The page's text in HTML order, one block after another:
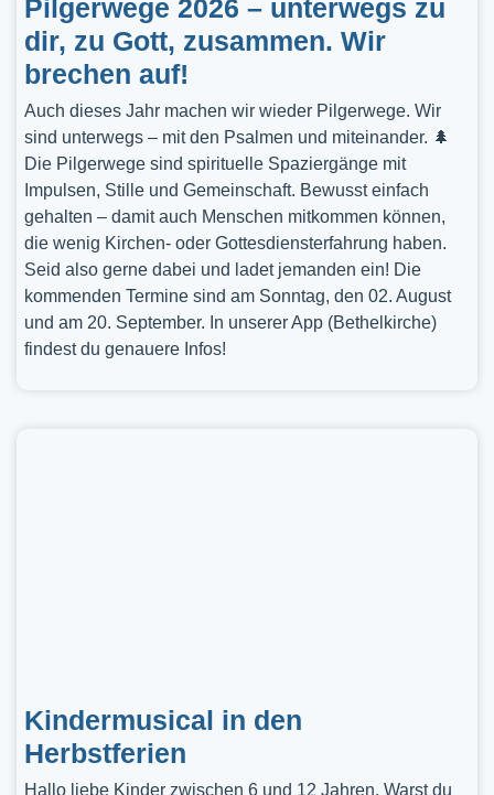
Pilgerwege 2026 – unterwegs zu
dir, zu Gott, zusammen. Wir
brechen auf!
Auch dieses Jahr machen wir wieder Pilgerwege. Wir
sind unterwegs – mit den Psalmen und miteinander. 🌲
Die Pilgerwege sind spirituelle Spaziergänge mit
Impulsen, Stille und Gemeinschaft. Bewusst einfach
gehalten – damit auch Menschen mitkommen können,
die wenig Kirchen- oder Gottesdiensterfahrung haben.
Seid also gerne dabei und ladet jemanden ein! Die
kommenden Termine sind am Sonntag, den 02. August
und am 20. September. In unserer App (Bethelkirche)
findest du genauere Infos!
Kindermusical in den
Herbstferien
Hallo liebe Kinder zwischen 6 und 12 Jahren, Warst du